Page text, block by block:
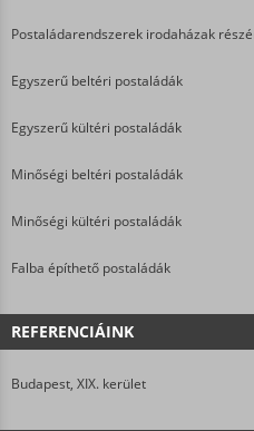
Postaládarendszerek irodaházak
Egyszerű beltéri postaládák
Egyszerű kültéri postaládák
Minőségi beltéri postaládák
Minőségi kültéri postaládák
Falba építhető postaládák
REFERENCIÁINK
Budapest, XIX. kerület